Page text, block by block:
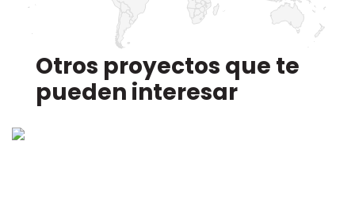
Otros proyectos que te
pueden interesar